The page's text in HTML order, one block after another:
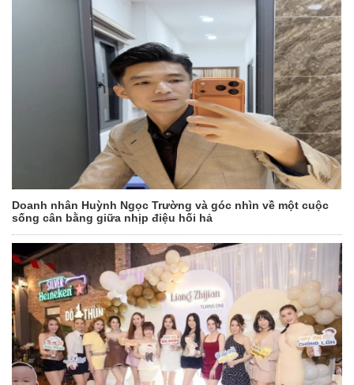
Doanh nhân Huỳnh Ngọc Trường và góc nhìn về một cuộc
sống cân bằng giữa nhịp điệu hối hả